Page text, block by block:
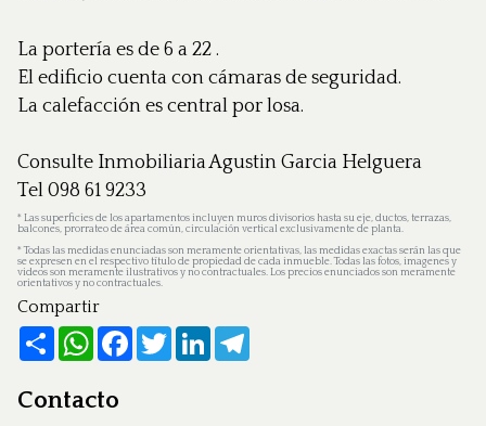
La portería es de 6 a 22 .
El edificio cuenta con cámaras de seguridad.
La calefacción es central por losa.
Consulte Inmobiliaria Agustin Garcia Helguera
Tel 098 61 9233
* Las superficies de los apartamentos incluyen muros divisorios hasta su eje, ductos, terrazas,
balcones, prorrateo de área común, circulación vertical exclusivamente de planta.
*Todas las medidas enunciadas son meramente orientativas, las medidas exactas serán las que
se expresen en el respectivo título de propiedad de cada inmueble. Todas las fotos, imagenes y
videos son meramente ilustrativos y no contractuales. Los precios enunciados son meramente
orientativos y no contractuales.
Compartir
ShareWhatsApp
Facebook
TwitterLinkedIn
Contacto